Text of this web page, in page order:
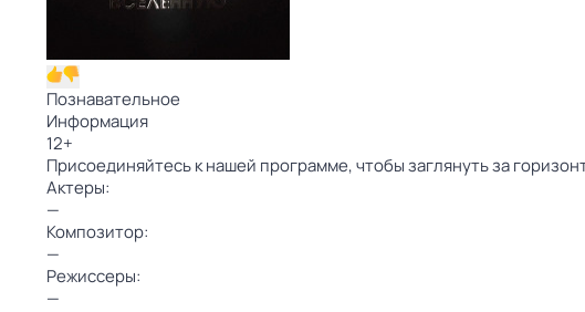
Познавательное
Информация
12+
Присоединяйтесь к нашей программе, чтобы заглянуть за
Актеры:
—
Композитор:
—
Режиссеры:
—